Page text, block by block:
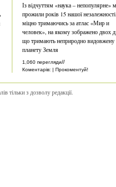
Із відчуттям «наука – непопулярне»
прожили років 15 нашої
міцно тримаючись за атлас «Мир и
человек», на якому зображено двох
що тримають неприродно видовжену
планету Земля
1,060 перегляди//
Коментарів: | Прокоментуй!
тільки з дозволу редакції.